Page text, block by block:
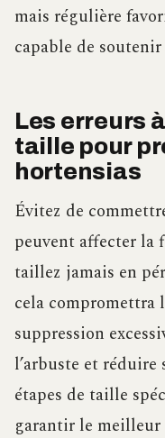
mais régulière
capable de
Les erreurs
taille pour
hortensias
Évitez de
peuvent affecter la
taillez jamais en
cela compromettra
suppression
l’arbuste et
étapes de taille
garantir le meilleur